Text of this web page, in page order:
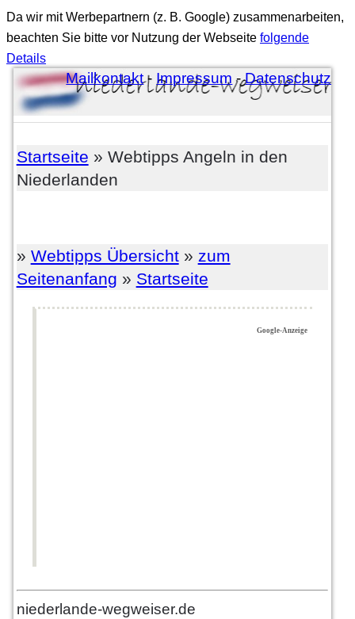
Da wir mit Werbepartnern (z. B. Google) zusammenarbeiten,
beachten Sie bitte vor Nutzung der Webseite folgende
Details
Mailkontakt- Impressum -Datenschutz
Startseite » Webtipps Angeln in den
Niederlanden
» Webtipps Übersicht» zum
Seitenanfang » Startseite
Google-Anzeige
niederlande-wegweiser.de